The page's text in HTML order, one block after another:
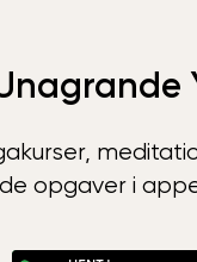
opgaver i